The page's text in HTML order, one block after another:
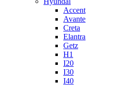
Accent
Avante
Creta
Elantra
Getz
H1
I20
I30
I40